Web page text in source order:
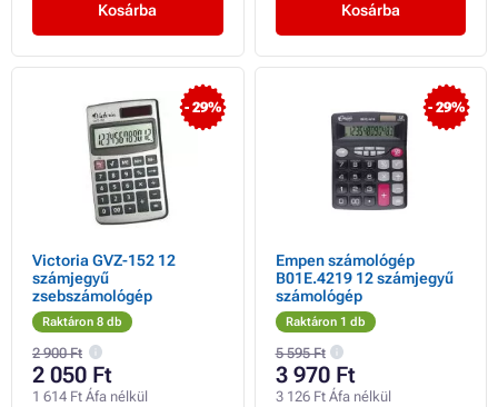
Kosárba Kosárba
- 29%
Victoria GVZ-152 12
számjegyű
zsebszámológép
Raktáron 8 db
2 900 Ft
2 050 Ft
1 614 Ft Áfa nélkül
- 29%
Empen számológép
B01E.4219 12 számjegyű
számológép
Raktáron 1 db
5 595 Ft
3 970 Ft
3 126 Ft Áfa nélkül